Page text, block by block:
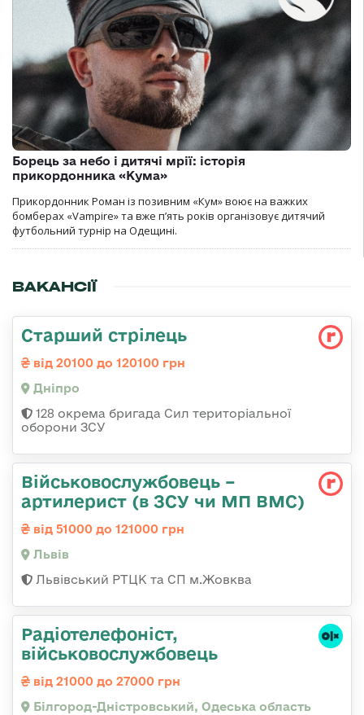
Борець за небо і дитячі мрії: історія
прикордонника «Кума»
Прикордонник Роман із позивним «Кум» воює на важких
бомберах «Vampire» та вже п’ять років організовує дитячий
футбольний турнір на Одещині.
ВАКАНСІЇ
Старший стрілець
від 20100 до 120100 грн
Дніпро
128 окрема бригада Сил територіальної
оборони ЗСУ
Військовослужбовець –
артилерист (в ЗСУ чи МП ВМС)
від 51000 до 121000 грн
Львів
Львівський РТЦК та СП м.Жовква
Радіотелефоніст,
військовослужбовець
від 21000 до 27000 грн
Білгород-Дністровський, Одеська область